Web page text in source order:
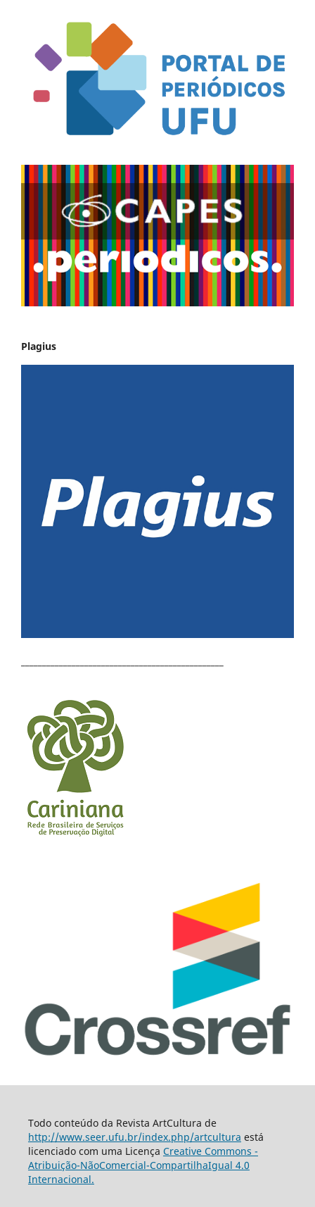
Plagius
Todo conteúdo da Revista ArtCultura de
http://www.seer.ufu.br/index.php/artcultura está
licenciado com uma Licença Creative Commons -
Atribuição-NãoComercial-CompartilhaIgual 4.0
Internacional.